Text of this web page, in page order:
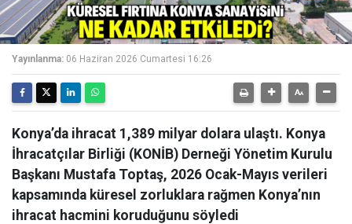
Yayınlanma: 06 Haziran 2026 Cumartesi 16:26
Konya’da ihracat 1,389 milyar dolara ulaştı. Konya
İhracatçılar Birliği (KONİB) Derneği Yönetim Kurulu
Başkanı Mustafa Toptaş, 2026 Ocak-Mayıs verileri
kapsamında küresel zorluklara rağmen Konya’nın
ihracat hacmini koruduğunu söyledi